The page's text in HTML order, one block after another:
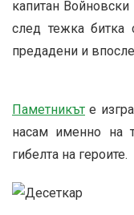
капитан
след тежка битка
предадени и
Паметникът е
насам именно на
гибелта на героите.